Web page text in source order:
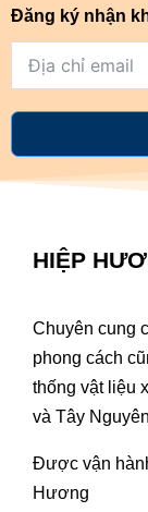
Đăng ký nhận
HIỆP
Chuyên cung
phong cách
thống vật liệu
và Tây
Được vận
Hương